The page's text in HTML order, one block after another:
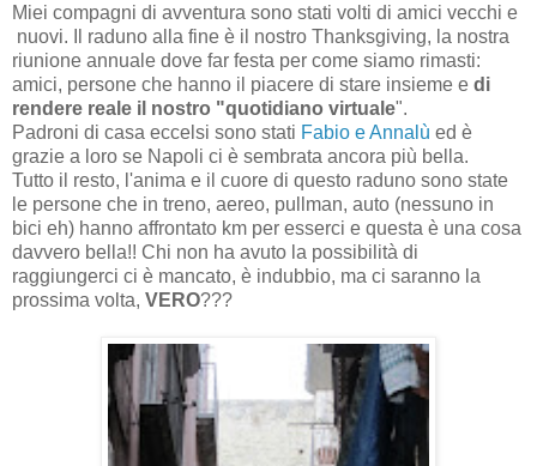
Miei compagni di avventura sono stati volti di amici vecchi e
nuovi. Il raduno alla fine è il nostro Thanksgiving, la nostra
riunione annuale dove far festa per come siamo rimasti:
amici, persone che hanno il piacere di stare insieme e di
rendere reale il nostro "quotidiano virtuale".
Padroni di casa eccelsi sono stati Fabio e Annalù ed è
grazie a loro se Napoli ci è sembrata ancora più bella.
Tutto il resto, l'anima e il cuore di questo raduno sono state
le persone che in treno, aereo, pullman, auto (nessuno in
bici eh) hanno affrontato km per esserci e questa è una cosa
davvero bella!! Chi non ha avuto la possibilità di
raggiungerci ci è mancato, è indubbio, ma ci saranno la
prossima volta, VERO???